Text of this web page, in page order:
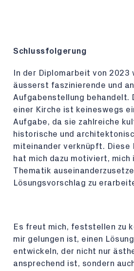
Schlussfolgerung
In der Diplomarbeit von 2023
äusserst faszinierende und
Aufgabenstellung behandelt.
einer Kirche ist keineswegs
Aufgabe, da sie zahlreiche
historische und
miteinander verknüpft. Diese
hat mich dazu motiviert,
Thematik
Lösungsvorschlag zu
Es freut mich, feststellen zu
mir gelungen ist, einen
entwickeln, der nicht nur
ansprechend ist, sondern